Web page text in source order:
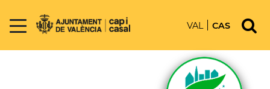
VAL CAS